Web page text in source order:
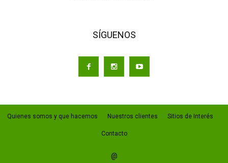
SÍGUENOS
Quienes somos y que hacemos Nuestros clientes Sitios de Interés
Contacto
@